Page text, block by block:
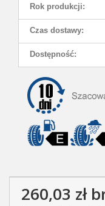
Rok produkcji:
Czas dostawy:
Dostępność:
260,03 zł